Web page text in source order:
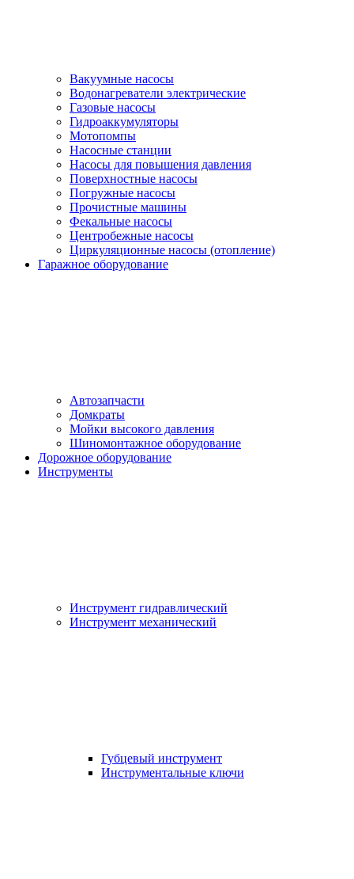
Вакуумные насосы
Водонагреватели электрические
Газовые насосы
Гидроаккумуляторы
Мотопомпы
Насосные станции
Насосы для повышения давления
Поверхностные насосы
Погружные насосы
Прочистные машины
Фекальные насосы
Центробежные насосы
Циркуляционные насосы (отопление)
Гаражное оборудование
Автозапчасти
Домкраты
Мойки высокого давления
Шиномонтажное оборудование
Дорожное оборудование
Инструменты
Инструмент гидравлический
Инструмент механический
Губцевый инструмент
Инструментальные ключи